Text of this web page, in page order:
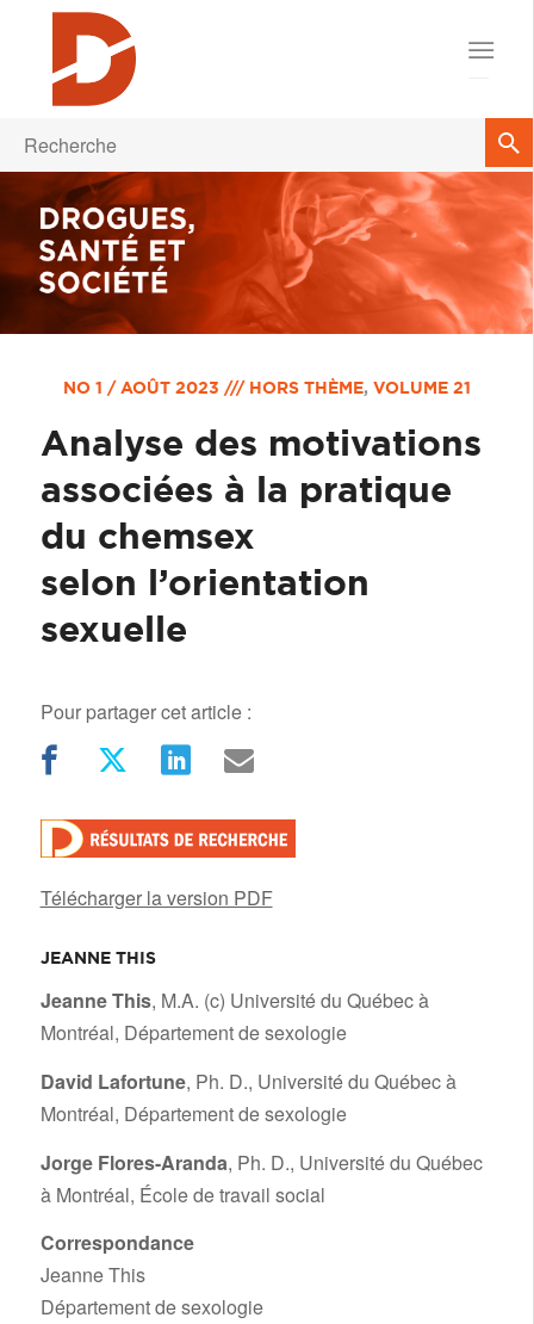
NO 1 / AOÛT 2023 /// HORS THÈME, VOLUME 21
Analyse des motivations
associées à la pratique
du chemsex
selon l’orientation
sexuelle
Pour partager cet article :
Télécharger la version PDF
JEANNE THIS/
Jeanne This, M.A. (c) Université du Québec à
Montréal, Département de sexologie
David Lafortune, Ph. D., Université du Québec à
Montréal, Département de sexologie
Jorge Flores-Aranda, Ph. D., Université du Québec
à Montréal, École de travail social
Correspondance
Jeanne This
Département de sexologie